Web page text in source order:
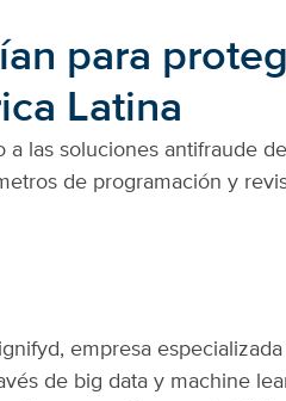
para
Latina
a las soluciones antifraude
de programación y
empresa
de big data y machine